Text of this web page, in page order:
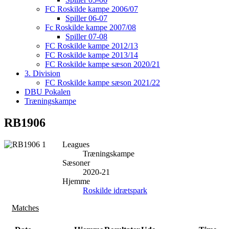
FC Roskilde kampe 2006/07
Spiller 06-07
Fc Roskilde kampe 2007/08
Spiller 07-08
FC Roskilde kampe 2012/13
FC Roskilde kampe 2013/14
FC Roskilde kampe sæson 2020/21
3. Division
FC Roskilde kampe sæson 2021/22
DBU Pokalen
Træningskampe
RB1906
Leagues
Træningskampe
Sæsoner
2020-21
Hjemme
Roskilde idrætspark
Matches